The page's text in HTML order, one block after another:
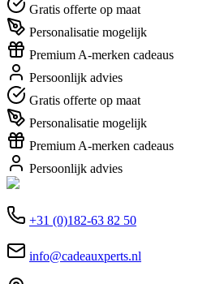
Gratis offerte op maat
Personalisatie mogelijk
Premium A-merken cadeaus
Persoonlijk advies
Gratis offerte op maat
Personalisatie mogelijk
Premium A-merken cadeaus
Persoonlijk advies
+31 (0)182-63 82 50
info@cadeauxperts.nl